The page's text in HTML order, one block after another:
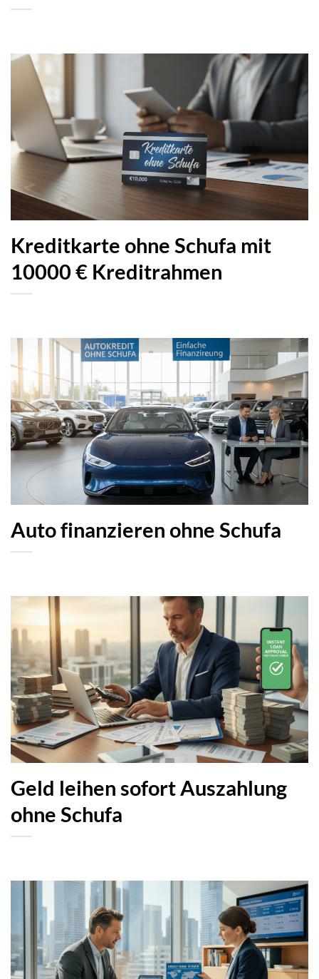
Kreditkarte ohne Schufa mit
10000 € Kreditrahmen
Auto finanzieren ohne Schufa
Geld leihen sofort Auszahlung
ohne Schufa